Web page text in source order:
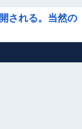
される。当然の